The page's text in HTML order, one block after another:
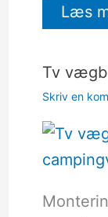
Læs
Tv
Skriv en